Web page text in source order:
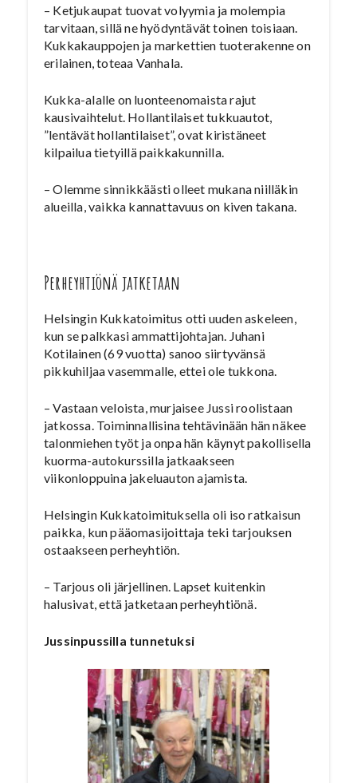
– Ketjukaupat tuovat volyymia ja molempia
tarvitaan, sillä ne hyödyntävät toinen toisiaan.
Kukkakauppojen ja markettien tuoterakenne on
erilainen, toteaa Vanhala.
Kukka-alalle on luonteenomaista rajut
kausivaihtelut. Hollantilaiset tukkuautot,
”lentävät hollantilaiset”, ovat kiristäneet
kilpailua tietyillä paikkakunnilla.
– Olemme sinnikkäästi olleet mukana niilläkin
alueilla, vaikka kannattavuus on kiven takana.
Perheyhtiönä jatketaan
Helsingin Kukkatoimitus otti uuden askeleen,
kun se palkkasi ammattijohtajan. Juhani
Kotilainen (69 vuotta) sanoo siirtyvänsä
pikkuhiljaa vasemmalle, ettei ole tukkona.
– Vastaan veloista, murjaisee Jussi roolistaan
jatkossa. Toiminnallisina tehtävinään hän näkee
talonmiehen työt ja onpa hän käynyt pakollisella
kuorma-autokurssilla jatkaakseen
viikonloppuina jakeluauton ajamista.
Helsingin Kukkatoimituksella oli iso ratkaisun
paikka, kun pääomasijoittaja teki tarjouksen
ostaakseen perheyhtiön.
– Tarjous oli järjellinen. Lapset kuitenkin
halusivat, että jatketaan perheyhtiönä.
Jussinpussilla tunnetuksi